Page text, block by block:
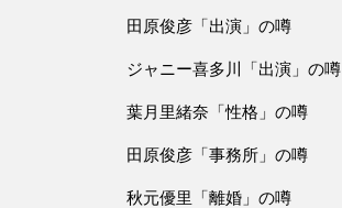
田原俊彦「出演」の噂
ジャニー喜多川「出演」の噂
葉月里緒奈「性格」の噂
田原俊彦「事務所」の噂
秋元優里「離婚」の噂